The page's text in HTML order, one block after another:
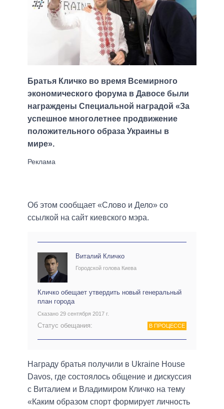
Братья Кличко во время Всемирного
экономического форума в Давосе были
награждены Специальной наградой «За
успешное многолетнее продвижение
положительного образа Украины в
мире».
Об этом сообщает «Слово и Дело» со
ссылкой на сайт киевского мэра.
Виталий Кличко
Городской голова Киева
Кличко обещает утвердить новый генеральный
план города
Сказано 29 сентября 2017 г.
Статус обещания: В ПРОЦЕССЕ
Награду братья получили в Ukraine House
Davos, где состоялось общение и дискуссия
с Виталием и Владимиром Кличко на тему
«Каким образом спорт формирует личность